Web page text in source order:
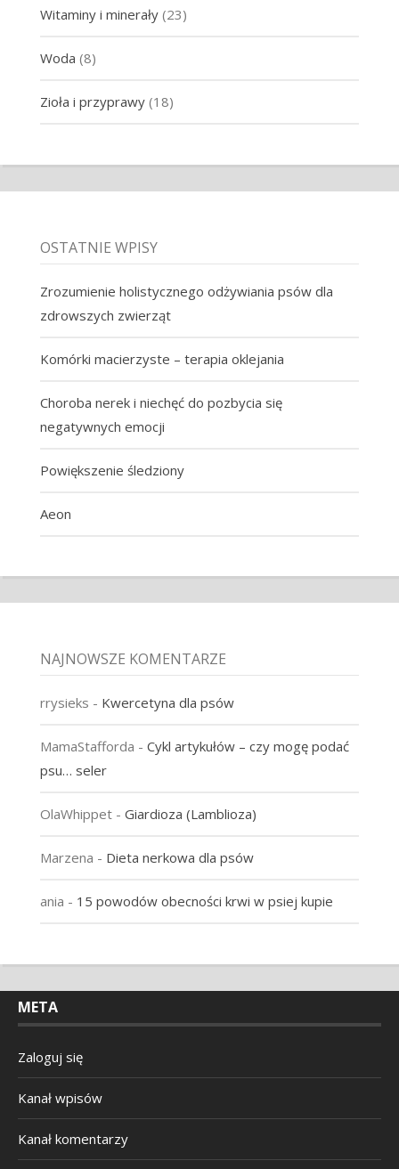
Witaminy i minerały(23)
Woda (8)
Zioła i przyprawy(18)
OSTATNIE WPISY
Zrozumienie holistycznego odżywiania psów dla
zdrowszych zwierząt
Komórki macierzyste – terapia oklejania
Choroba nerek i niechęć do pozbycia się
negatywnych emocji
Powiększenie śledziony
Aeon
NAJNOWSZE KOMENTARZE
rrysieks - Kwercetyna dla psów
MamaStafforda - Cykl artykułów – czy mogę podać
psu… seler
OlaWhippet- Giardioza (Lamblioza)
Marzena - Dieta nerkowa dla psów
ania - 15 powodów obecności krwi w psiej kupie
META
Zaloguj się
Kanał wpisów
Kanał komentarzy